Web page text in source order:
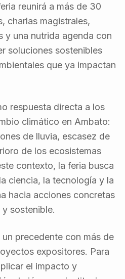
reunirá a más de 30
charlas magistrales,
y una nutrida agenda con
soluciones sostenibles
que ya impactan
respuesta directa a los
climático en Ambato:
de lluvia, escasez de
de los ecosistemas
contexto, la feria busca
ciencia, la tecnología y la
hacia acciones concretas
sostenible.
precedente con más de
expositores. Para
el impacto y